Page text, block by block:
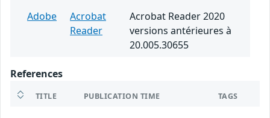
Adobe
Acrobat
Reader
Acrobat Reader 2020
versions antérieures à
20.005.30655
References
TITLE PUBLICATION TIME TAGS